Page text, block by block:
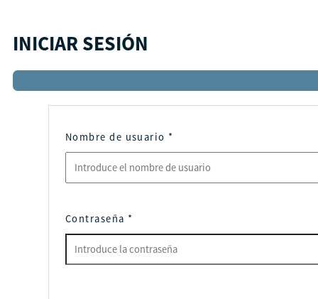
INICIAR SESIÓN
Nombre de usuario *
Contraseña *